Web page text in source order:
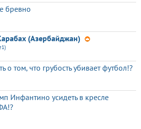
бревно
(Азербайджан)
о том, что грубость убивает футбол!?
Инфантино усидеть в кресле